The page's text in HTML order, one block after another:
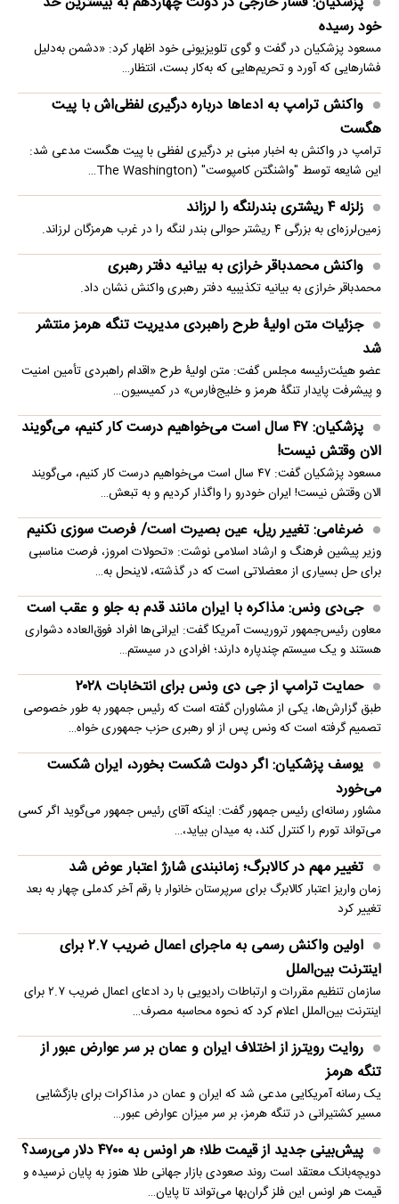
خود رسیده
مسعود پزشکیان در گفت و گوی تلویزیونی خود اظهار کرد: «دشمن به‌دلیل
فشارهایی که آورد و تحریم‌هایی که به‌کار بست، انتظار…
واکنش ترامپ به ادعاها درباره درگیری لفظی‌اش با پیت
هگست
ترامپ در واکنش به اخبار مبنی بر درگیری لفظی با پیت هگست مدعی شد:
این شایعه توسط "واشنگتن کامپوست" (The Washington…
زلزله ۴ ریشتری بندرلنگه را لرزاند
زمین‌لرزه‌ای به بزرگی ۴ ریشتر حوالی بندر لنگه را در غرب هرمزگان لرزاند.
واکنش محمدباقر خرازی به بیانیه دفتر رهبری
محمدباقر خرازی به بیانیه تکذیبیه دفتر رهبری واکنش نشان داد.
جزئیات متن اولیۀ طرح راهبردی مدیریت تنگه هرمز منتشر
شد
عضو هیئت‌رئیسه مجلس گفت: متن اولیۀ طرح «اقدام راهبردی تأمین امنیت
و پیشرفت پایدار تنگۀ هرمز و خلیج‌فارس» در کمیسیون…
پزشکیان: ۴۷ سال است می‌خواهیم درست کار کنیم، می‌گویند
الان وقتش نیست!
مسعود پزشکیان گفت: ۴۷ سال است می‌خواهیم درست کار کنیم، می‌گویند
الان وقتش نیست! ایران خودرو را واگذار کردیم و به تبعش…
ضرغامی: تغییر ریل، عین بصیرت است/ فرصت سوزی نکنیم
وزیر پیشین فرهنگ و ارشاد اسلامی نوشت: «تحولات امروز، فرصت مناسبی
برای حل بسیاری از معضلاتی‌ است که در گذشته، لاینحل به…
جی‌دی ونس: مذاکره با ایران مانند قدم به جلو و عقب است
معاون رئیس‌جمهور تروریست آمریکا گفت: ایرانی‌ها افراد فوق‌العاده دشواری
هستند و یک سیستم چندپاره دارند؛ افرادی در سیستم…
حمایت ترامپ از جی دی ونس برای انتخابات ۲۰۲۸
طبق گزارش‌ها، یکی از مشاوران گفته است که رئیس جمهور به طور خصوصی
تصمیم گرفته است که ونس پس از او رهبری حزب جمهوری خواه…
یوسف پزشکیان: اگر دولت شکست بخورد، ایران شکست
می‌خورد
مشاور رسانه‌ای رئیس جمهور گفت: اینکه آقای رئیس جمهور می‌گوید اگر کسی
می‌تواند تورم را کنترل کند، به میدان بیاید،…
تغییر مهم در کالابرگ؛ زمانبندی‌ شارژ اعتبار عوض شد
زمان واریز اعتبار کالابرگ برای سرپرستان خانوار با رقم آخر کدملی چهار به بعد
تغییر کرد
اولین واکنش رسمی به ماجرای اعمال ضریب ۲.۷ برای
اینترنت بین‌الملل
سازمان تنظیم مقررات و ارتباطات رادیویی با رد ادعای اعمال ضریب ۲.۷ برای
اینترنت بین‌الملل اعلام کرد که نحوه محاسبه مصرف…
روایت رویترز از اختلاف ایران و عمان بر سر عوارض عبور از
تنگه هرمز
یک رسانه آمریکایی مدعی شد که ایران و عمان در مذاکرات برای بازگشایی
مسیر کشتیرانی در تنگه هرمز، بر سر میزان عوارض عبور…
پیش‌بینی جدید از قیمت طلا؛ هر اونس به ۴۷۰۰ دلار می‌رسد؟
دویچه‌بانک معتقد است روند صعودی بازار جهانی طلا هنوز به پایان نرسیده و
قیمت هر اونس این فلز گران‌بها می‌تواند تا پایان…